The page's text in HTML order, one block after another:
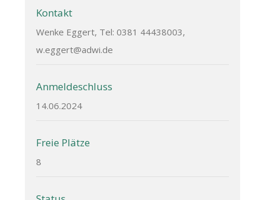
Kontakt
Wenke Eggert, Tel: 0381 44438003,
w.eggert@adwi.de
Anmeldeschluss
14.06.2024
Freie Plätze
8